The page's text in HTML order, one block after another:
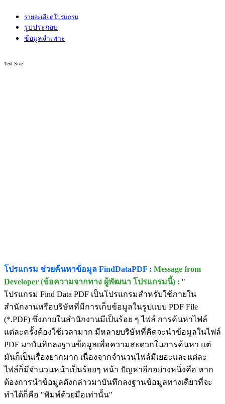
รายละเอียดโปรแกรม
รูปประกอบ
ข้อมูลจำเพาะ
Text Size
โปรแกรม ช่วยค้นหาข้อมูล FindDataPDF : Message from
Developer (ข้อความจากทาง ผู้พัฒนา โปรแกรมนี้) : "
โปรแกรม Find Data PDF เป็นโปรแกรมสำหรับใช้ภายใน
สำนักงานหรือบริษัทที่มีการเก็บข้อมูลในรูปแบบ PDF File
(*.PDF) ซึ่งภายในสำนักงานมีเป็นร้อย ๆ ไฟล์ การค้นหาไฟล์
แต่ละครั้งต้องใช้เวลามาก มีหลายบริษัทที่คิดจะนำข้อมูลในไฟล์
PDF มาบันทึกลงฐานข้อมูลเพื่อความสะดวกในการค้นหา แต่
มันก็เป็นเรื่องยากมาก เนื่องจากจำนวนไฟล์มีเยอะและแต่ละ
ไฟล์ก็มีจำนวนหน้าเป็นร้อยๆ หน้า ปัญหาอีกอย่างหนึ่งคือ หาก
ต้องการนำข้อมูลดังกล่าวมาบันทึกลงฐานข้อมูลทางเดียวที่จะ
ทำได้ก็คือ "พิมพ์ด้วยมือเท่านั้น"